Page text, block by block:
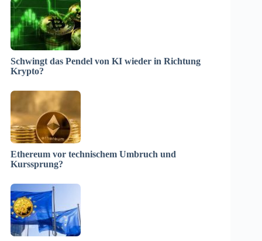
Schwingt das Pendel von KI wieder in Richtung
Krypto?
Ethereum vor technischem Umbruch und
Kurssprung?